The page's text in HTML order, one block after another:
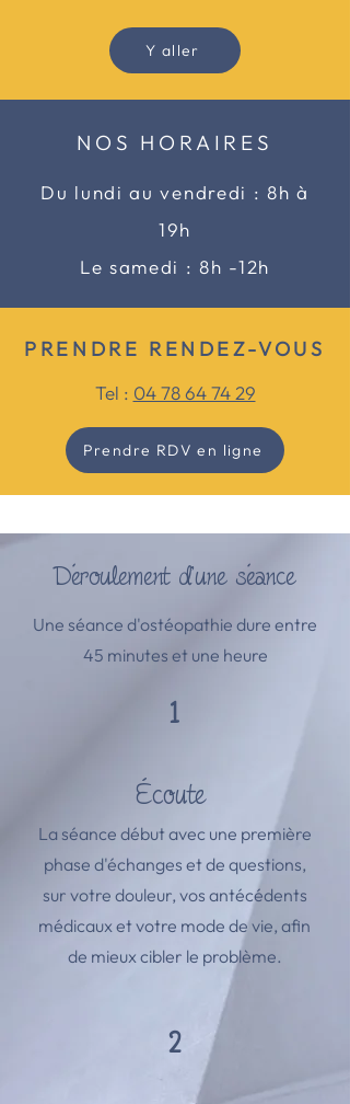
Y aller
NOS HORAIRES
Du lundi au vendredi :8h à
19h
Le samedi : 8h -12h
PRENDRE RENDEZ-VOUS
Tel : 04 78 64 74 29
Prendre RDV en ligne
Déroulement d'une séance
Une séance d'ostéopathie dure entre
45 minutes et une heure
1
Écoute
La séance début avec une première
phase d'échanges et de questions,
sur votre douleur, vos antécédents
médicaux et votre mode de vie, afin
de mieux cibler le problème.
2